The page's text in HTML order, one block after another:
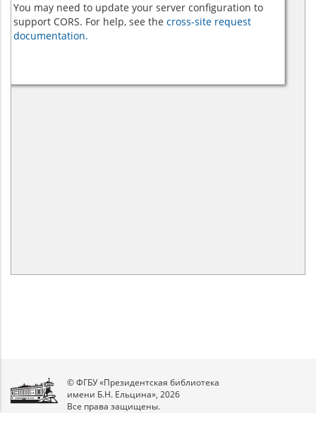
You may need to update your server configuration to
support CORS. For help, see the cross-site request
documentation.
© ФГБУ «Президентская библиотека
имени Б.Н. Ельцина», 2026
Все права защищены.